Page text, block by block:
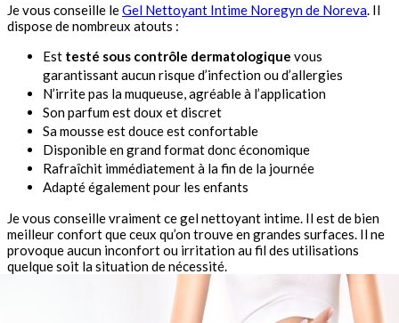
Je vous conseille leGel Nettoyant Intime Noregyn de Noreva . Il
dispose de nombreux atouts :
Est testé sous contrôle dermatologique vous
garantissant aucun risque d’infection ou d’allergies
N’irrite pas la muqueuse, agréable à l’application
Son parfum est doux et discret
Sa mousse est douce est confortable
Disponible en grand format donc économique
Rafraîchit immédiatement à la fin de la journée
Adapté également pour les enfants
Je vous conseille vraiment ce gel nettoyant intime. Il est de bien
meilleur confort que ceux qu’on trouve en grandes surfaces. Il ne
provoque aucun inconfort ou irritation au fil des utilisations
quelque soit la situation de nécessité.